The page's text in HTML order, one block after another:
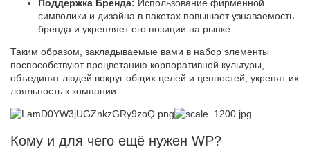
Поддержка Бренда: Использование фирменной
символики и дизайна в пакетах повышает узнаваемость
бренда и укрепляет его позиции на рынке.
Таким образом, закладываемые вами в набор элементы
поспособствуют процветанию корпоративной культуры,
объединят людей вокруг общих целей и ценностей, укрепят их
лояльность к компании.
Кому и для чего ещё нужен WP?